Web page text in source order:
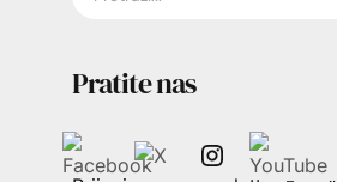
Pratite nas